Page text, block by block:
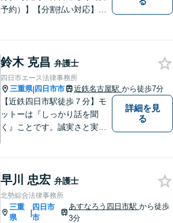
予約）】【分割払い対応】
して、一緒に解決方法を考え
る手助けをさせていただけれ
ばと思いますので、お気軽に
ご相談ください。
鈴木 克昌 弁護士
四日市エース法律事務所
三重県| 四日市市 近鉄名古屋駅 から徒歩7分
【近鉄四日市駅徒歩７分】モ
ットーは『しっかり話を聞
く』ことです。誠実さと実直
（使用者側）／交通事故／相
続問題など、幅広く対応。お
気軽にご相談ください。
詳細を見
る
早川 忠宏 弁護士
北勢綜合法律事務所
三重
県
|
四日市
市
あすなろう四日市駅 から徒歩
3分